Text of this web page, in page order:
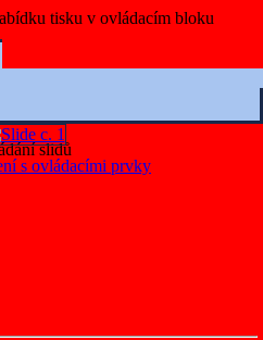
slidů
s ovládacími prvky